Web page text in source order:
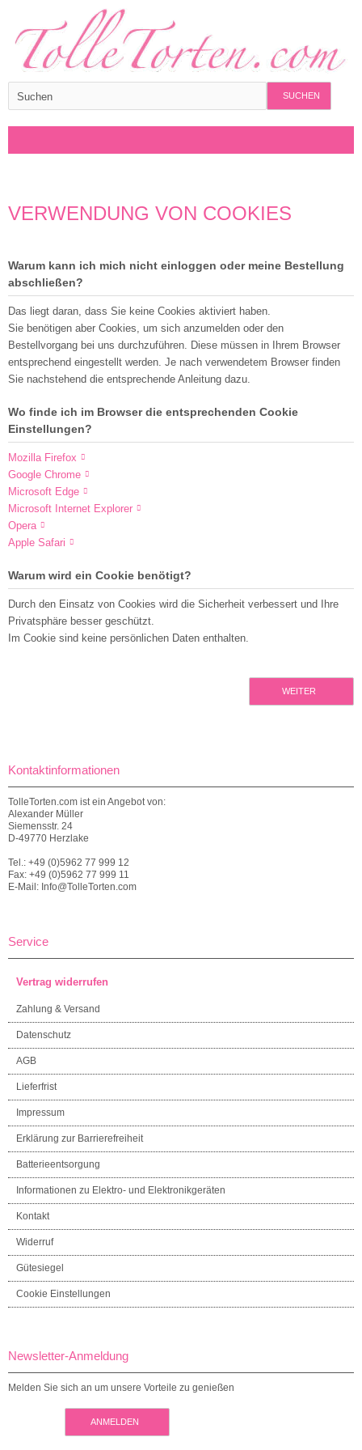
SUCHEN
VERWENDUNG VON COOKIES
Warum kann ich mich nicht einloggen oder meine Bestellung
abschließen?
Das liegt daran, dass Sie keine Cookies aktiviert haben.
Sie benötigen aber Cookies, um sich anzumelden oder den
Bestellvorgang bei uns durchzuführen. Diese müssen in Ihrem Browser
entsprechend eingestellt werden. Je nach verwendetem Browser finden
Sie nachstehend die entsprechende Anleitung dazu.
Wo finde ich im Browser die entsprechenden Cookie
Einstellungen?
Mozilla Firefox
Google Chrome
Microsoft Edge
Microsoft Internet Explorer
Opera
Apple Safari
Warum wird ein Cookie benötigt?
Durch den Einsatz von Cookies wird die Sicherheit verbessert und Ihre
Privatsphäre besser geschützt.
Im Cookie sind keine persönlichen Daten enthalten.
WEITER
Kontaktinformationen
TolleTorten.com ist ein Angebot von:
Alexander Müller
Siemensstr. 24
D-49770 Herzlake
Tel.: +49 (0)5962 77 999 12
Fax: +49 (0)5962 77 999 11
E-Mail: Info@TolleTorten.com
Service
Vertrag widerrufen
Zahlung & Versand
Datenschutz
AGB
Lieferfrist
Impressum
Erklärung zur Barrierefreiheit
Batterieentsorgung
Informationen zu Elektro- und Elektronikgeräten
Kontakt
Widerruf
Gütesiegel
Cookie Einstellungen
Newsletter-Anmeldung
Melden Sie sich an um unsere Vorteile zu genießen
ANMELDEN